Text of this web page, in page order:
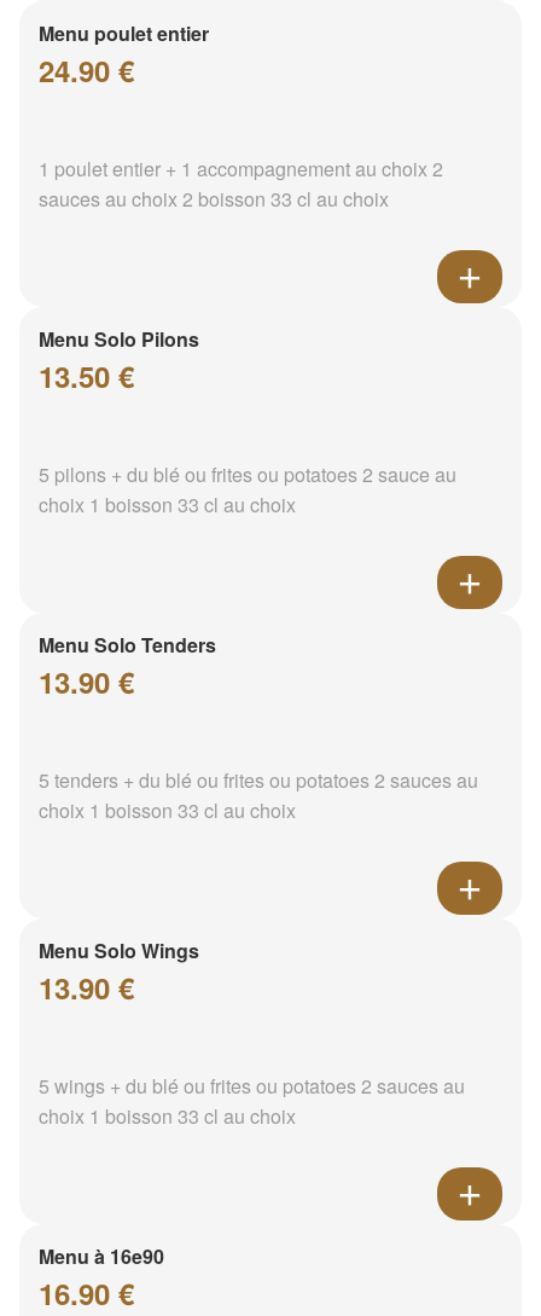
Menu poulet entier
24.90 €
1 poulet entier + 1 accompagnement au choix 2
sauces au choix 2 boisson 33 cl au choix
Menu Solo Pilons
13.50 €
5 pilons + du blé ou frites ou potatoes 2 sauce au
choix 1 boisson 33 cl au choix
Menu Solo Tenders
13.90 €
5 tenders + du blé ou frites ou potatoes 2 sauces au
choix 1 boisson 33 cl au choix
Menu Solo Wings
13.90 €
5 wings + du blé ou frites ou potatoes 2 sauces au
choix 1 boisson 33 cl au choix
Menu à 16e90
16.90 €